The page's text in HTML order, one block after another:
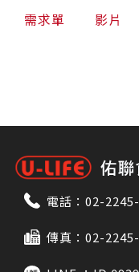
需求單 影片
電話： 02-
傳真：02-